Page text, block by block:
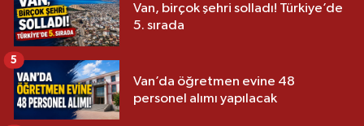
Van, birçok şehri solladı! Türkiye’de
5. sırada
Van’da öğretmen evine 48
personel alımı yapılacak
5